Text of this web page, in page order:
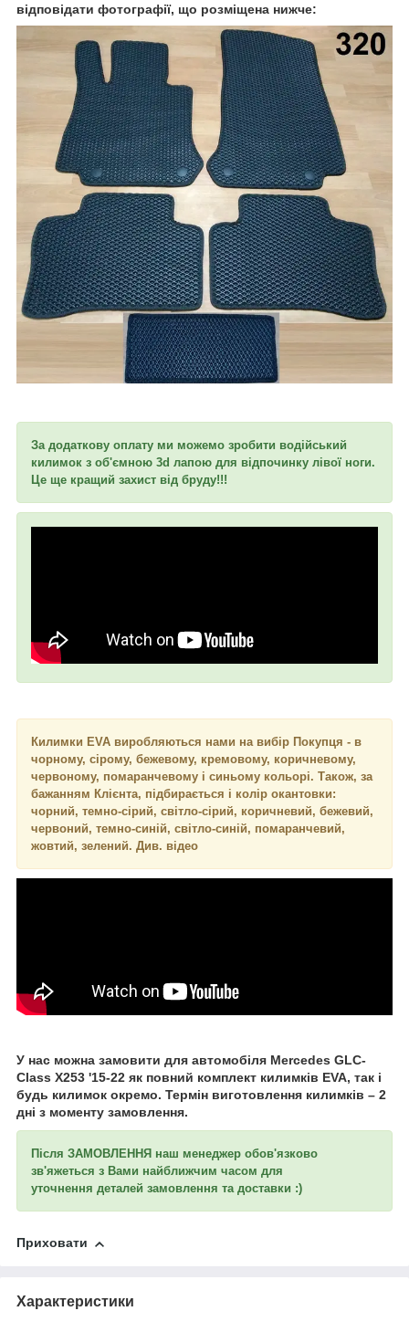
відповідати фотографії, що розміщена нижче:
За додаткову оплату ми можемо зробити водійський
килимок з об'ємною 3d лапою для відпочинку лівої ноги.
Це ще кращий захист від бруду!!!
Килимки EVA виробляються нами на вибір Покупця - в
чорному, сірому, бежевому, кремовому, коричневому,
червоному, помаранчевому і синьому кольорі. Також, за
бажанням Клієнта, підбирається і колір окантовки:
чорний, темно-сірий, світло-сірий, коричневий, бежевий,
червоний, темно-синій, світло-синій, помаранчевий,
жовтий, зелений. Див. відео
У нас можна замовити для автомобіля Mercedes GLC-
Class X253 '15-22 як повний комплект килимків EVA, так і
будь килимок окремо. Термін виготовлення килимків – 2
дні з моменту замовлення.
Після ЗАМОВЛЕННЯ наш менеджер обов'язково
зв'яжеться з Вами найближчим часом для
уточнення деталей замовлення та доставки :)
Приховати
Характеристики